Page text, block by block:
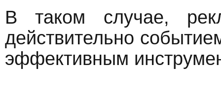
В таком случае,
действительно
эффективным